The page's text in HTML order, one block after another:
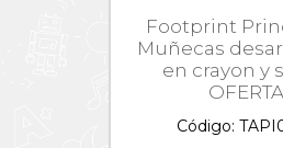
Footprint
Muñecas
en crayon y
OFERTA
Código: